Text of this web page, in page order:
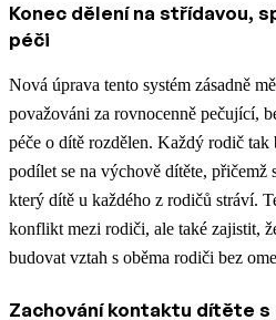
Konec dělení na střídavou,
péči
Nová úprava tento systém zásadně
považováni za rovnocenně pečující,
péče o dítě rozdělen. Každý rodič
podílet se na výchově dítěte, přičemž
který dítě u každého z rodičů stráví.
konflikt mezi rodiči, ale také zajistit,
budovat vztah s oběma rodiči bez
Zachování kontaktu dítěte